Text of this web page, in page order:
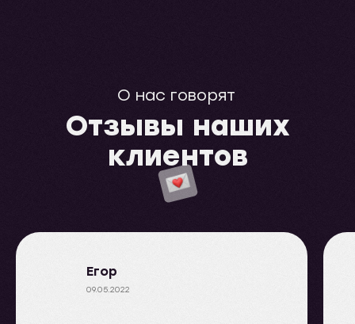
О нас говорят
Отзывы наших
клиентов
Егор
09.05.2022